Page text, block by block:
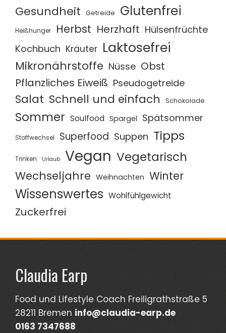
Gesundheit Getreide Glutenfrei
Heißhunger Herbst Herzhaft Hülsenfrüchte
Kochbuch Kräuter Laktosefrei
Mikronährstoffe Nüsse Obst
Pflanzliches Eiweiß Pseudogetreide
Salat Schnell und einfach Schokolade
Sommer Soulfood Spargel Spätsommer
Stoffwechsel Superfood Suppen Tipps
Trinken Urlaub Vegan Vegetarisch
Wechseljahre Weihnachten Winter
Wissenswertes Wohlfühlgewicht
Zuckerfrei
Claudia Earp
Food und Lifestyle Coach Freiligrathstraße 5
28211 Bremen info@claudia-earp.de
0163 7347688